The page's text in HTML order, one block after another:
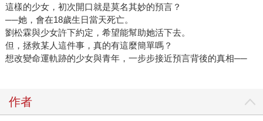
這樣的少女，初次開口就是莫名其妙的預言？
──她，會在18歲生日當天死亡。
劉松霖與少女許下約定，希望能幫助她活下去。
但，拯救某人這件事，真的有這麼簡單嗎？
想改變命運軌跡的少女與青年，一步步接近預言背後的真相──
作者